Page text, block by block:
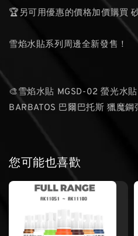
🏆另可用優惠的價格加價購買
雪焰水貼系列周邊全新發售！
🎨雪焰水貼 MGSD-02 螢光水
BARBATOS 巴爾巴托斯 獵魔鋼
您可能也喜歡